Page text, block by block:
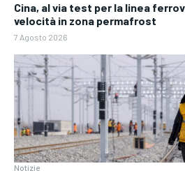
Cina, al via test per la linea
velocità in zona permafrost
7 Agosto 2026
Notizie